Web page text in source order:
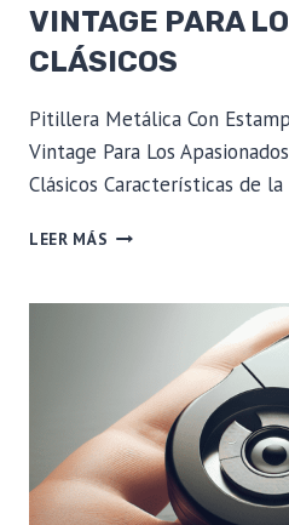
VINTAGE PARA
CLÁSICOS
Pitillera Metálica Con
Vintage Para Los
Clásicos Características de
LEER MÁS PITILLERA
ESTAMPADOS
TOQUE
VINTAGE
PARA
LOS
FUMADORES
CLÁSICOS